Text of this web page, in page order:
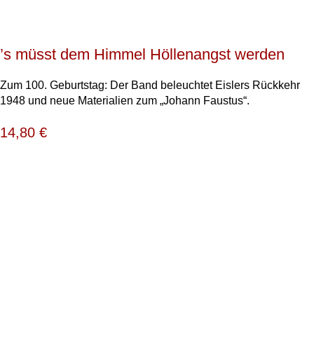
’s müsst dem Himmel Höllenangst werden
Zum 100. Geburtstag: Der Band beleuchtet Eislers Rückkehr
1948 und neue Materialien zum „Johann Faustus“.
14,80 €